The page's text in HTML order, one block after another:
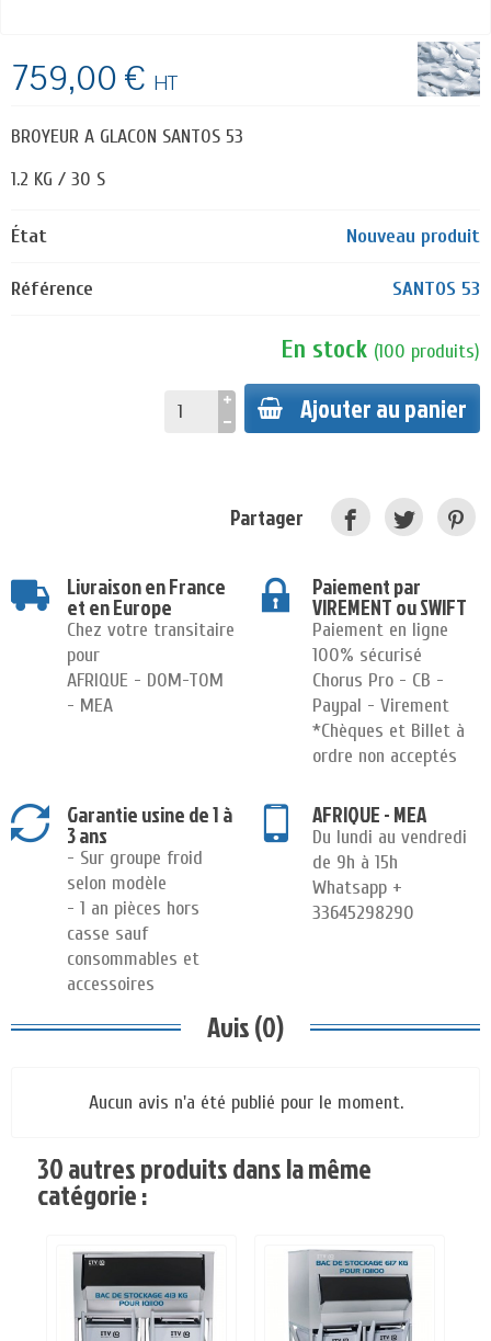
759,00 € HT
BROYEUR A GLACON SANTOS 53
1.2 KG / 30 S
État Nouveau produit
Référence SANTOS 53
En stock (100 produits)
Ajouter au panier
Partager
Livraison en France
et en Europe
Chez votre transitaire
pour
AFRIQUE - DOM-TOM
- MEA
Paiement par
VIREMENT ou SWIFT
Paiement en ligne
100% sécurisé
Chorus Pro - CB -
Paypal - Virement
*Chèques et Billet à
ordre non acceptés
Garantie usine de 1 à
3 ans
- Sur groupe froid
selon modèle
- 1 an pièces hors
casse sauf
consommables et
accessoires
AFRIQUE - MEA
Du lundi au vendredi
de 9h à 15h
Whatsapp +
33645298290
Avis (0)
Aucun avis n'a été publié pour le moment.
30 autres produits dans la même
catégorie :